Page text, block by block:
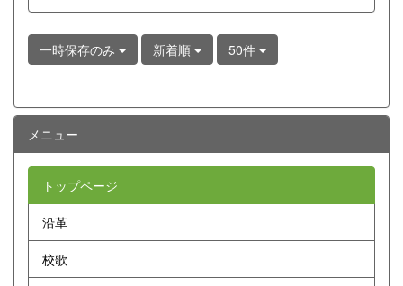
一時保存のみ 新着順 50件
メニュー
トップページ
沿革
校歌